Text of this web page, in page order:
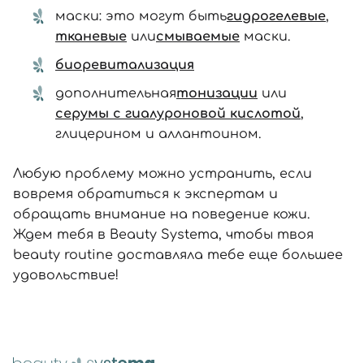
маски: это могут бытьгидрогелевые,
тканевые илисмываемые маски.
биоревитализация
дополнительнаятонизации или
серумы с гиалуроновой кислотой,
глицерином и аллантоином.
Любую проблему можно устранить, если
вовремя обратиться к экспертам и
обращать внимание на поведение кожи.
Ждем тебя в Beauty Systema, чтобы твоя
beauty routine доставляла тебе еще большее
удовольствие!